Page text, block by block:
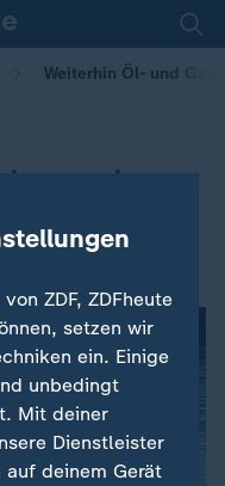
Weiterhin Öl- und
in
ZDF, ZDFheute
setzen wir
ein. Einige
unbedingt
Mit deiner
Dienstleister
deinem Gerät